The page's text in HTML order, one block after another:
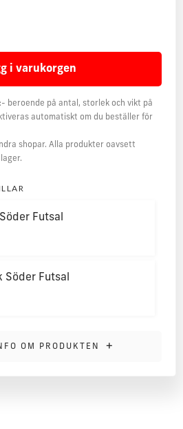
beroende på antal, storlek och vikt på
automatiskt om du beställer för
shopar. Alla produkter oavsett
Futsal
Söder Futsal
nickel free eyelets and
OM PRODUKTEN +